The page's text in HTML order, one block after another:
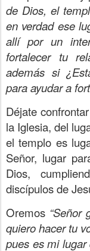
de Dios, el
en verdad ese
allí por un
fortalecer tu
además si
para ayudar a
Déjate
la Iglesia, del
el templo es
Señor, lugar
Dios,
discípulos de
Oremos “Señor
quiero hacer tu
pues es mi